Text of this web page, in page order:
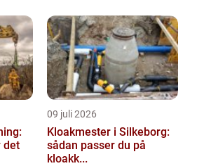
I denne...
det
09 juli 2026
Kloakmester i Silkeborg:
sådan passer du på
kloakk...